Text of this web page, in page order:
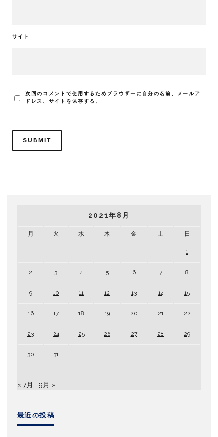
サイト
次回のコメントで使用するためブラウザーに自分の名前、メールア
ドレス、サイトを保存する。
2021年8月
月 火 水 木 金 土 日
1
2 3 4 5 6 7 8
9 10 11 12 13 14 15
16 17 18 19 20 21 22
23 24 25 26 27 28 29
30 31
« 7月 9月 »
最近の投稿